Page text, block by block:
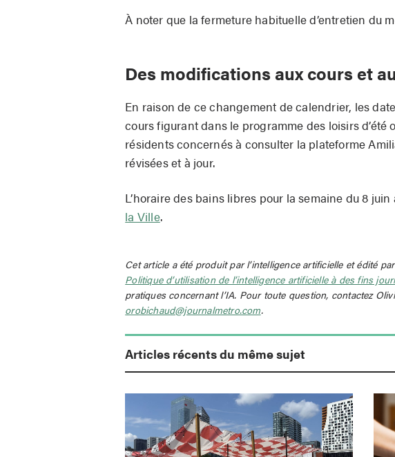
À noter que la fermeture habituelle d’entretien du
Des modifications aux cours et
En raison de ce changement de calendrier, les
cours figurant dans le programme des loisirs d’été
résidents concernés à consulter la plateforme
révisées et à jour.
L’horaire des bains libres pour la semaine du 8
la Ville.
Cet article a été produit par l’intelligence artificielle et édité
Politique d’utilisation de l’intelligence artificielle à des fins
pratiques concernant l’IA. Pour toute question, contactez
orobichaud@journalmetro.com.
Articles récents du même sujet